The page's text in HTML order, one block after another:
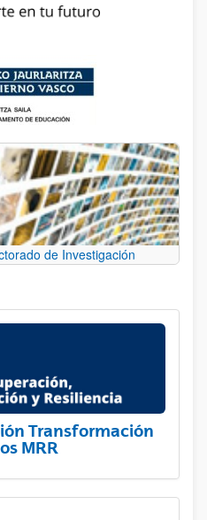
de Investigación
Transformación
MRR